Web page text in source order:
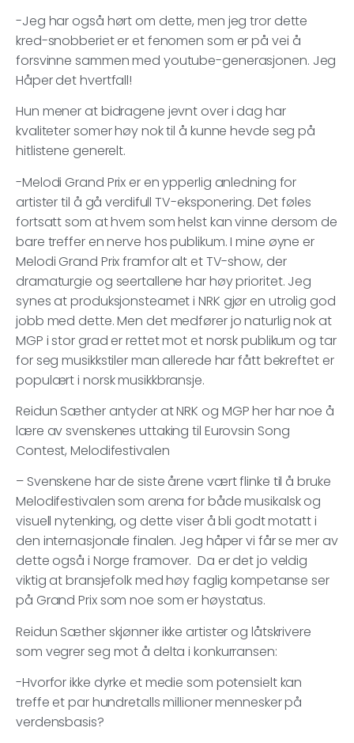
-Jeg har også hørt om dette, men jeg tror dette
kred-snobberiet er et fenomen som er på vei å
forsvinne sammen med youtube-generasjonen. Jeg
Håper det hvertfall!
Hun mener at bidragene jevnt over i dag har
kvaliteter somer høy nok til å kunne hevde seg på
hitlistene generelt.
-Melodi Grand Prix er en ypperlig anledning for
artister til å gå verdifull TV-eksponering. Det føles
fortsatt som at hvem som helst kan vinne dersom de
bare treffer en nerve hos publikum. I mine øyne er
Melodi Grand Prix framfor alt et TV-show, der
dramaturgie og seertallene har høy prioritet. Jeg
synes at produksjonsteamet i NRK gjør en utrolig god
jobb med dette. Men det medfører jo naturlig nok at
MGP i stor grad er rettet mot et norsk publikum og tar
for seg musikkstiler man allerede har fått bekreftet er
populært i norsk musikkbransje.
Reidun Sæther antyder at NRK og MGP her har noe å
lære av svenskenes uttaking til Eurovsin Song
Contest, Melodifestivalen
– Svenskene har de siste årene vært flinke til å bruke
Melodifestivalen som arena for både musikalsk og
visuell nytenking, og dette viser å bli godt motatt i
den internasjonale finalen. Jeg håper vi får se mer av
dette også i Norge framover. Da er det jo veldig
viktig at bransjefolk med høy faglig kompetanse ser
på Grand Prix som noe som er høystatus.
Reidun Sæther skjønner ikke artister og låtskrivere
som vegrer seg mot å delta i konkurransen:
-Hvorfor ikke dyrke et medie som potensielt kan
treffe et par hundretalls millioner mennesker på
verdensbasis?